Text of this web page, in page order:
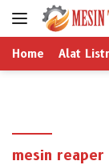
Langsung
Home Alat
mesin reaper